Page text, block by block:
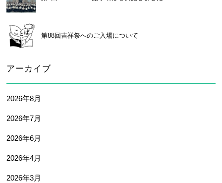
第88回吉祥祭へのご入場について
アーカイブ
2026年8月
2026年7月
2026年6月
2026年4月
2026年3月